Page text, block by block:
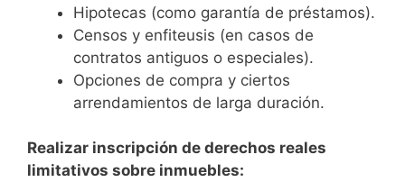
Hipotecas (como garantía de préstamos).
Censos y enfiteusis (en casos de
contratos antiguos o especiales).
Opciones de compra y ciertos
arrendamientos de larga duración.
Realizar inscripción de derechos reales
limitativos sobre inmuebles: